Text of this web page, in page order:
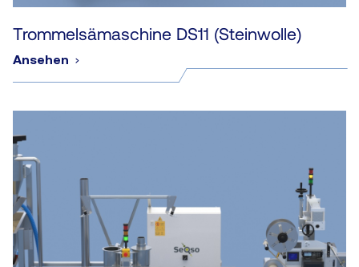
Trommelsämaschine DS11 (Steinwolle)
Ansehen